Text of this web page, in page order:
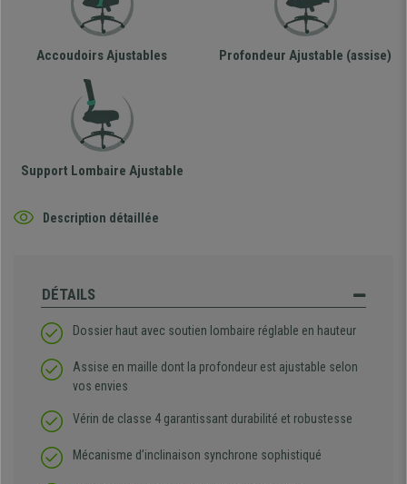
Accoudoirs Ajustables Profondeur Ajustable (assise)
Support Lombaire Ajustable
Description détaillée
DÉTAILS
Dossier haut avec soutien lombaire réglable en hauteur
Assise en maille dont la profondeur est ajustable selon
vos envies
Vérin de classe 4 garantissant durabilité et robustesse
Mécanisme d’inclinaison synchrone sophistiqué